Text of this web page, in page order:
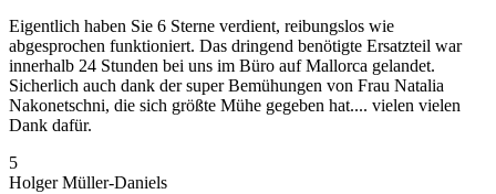
Eigentlich haben Sie 6 Sterne verdient, reibungslos wie
abgesprochen funktioniert. Das dringend benötigte Ersatzteil war
innerhalb 24 Stunden bei uns im Büro auf Mallorca gelandet.
Sicherlich auch dank der super Bemühungen von Frau Natalia
Nakonetschni, die sich größte Mühe gegeben hat.... vielen vielen
Dank dafür.
5
Holger Müller-Daniels